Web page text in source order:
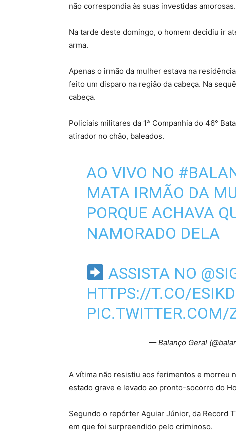
não correspondia às suas investidas amorosas.
Na tarde deste domingo, o homem decidiu ir
arma.
Apenas o irmão da mulher estava na
feito um disparo na região da cabeça. Na
cabeça.
Policiais militares da 1ª Companhia do 46°
atirador no chão, baleados.
AO VIVO NO
MATA IRMÃO DA
PORQUE ACHAVA
NAMORADO DELA
ASSISTA NO
HTTPS://T.CO/
PIC.TWITTER.COM/
— Balanço Geral
A vítima não resistiu aos ferimentos e morreu
estado grave e levado ao pronto-socorro do
Segundo o repórter Aguiar Júnior, da Record
em que foi surpreendido pelo criminoso.